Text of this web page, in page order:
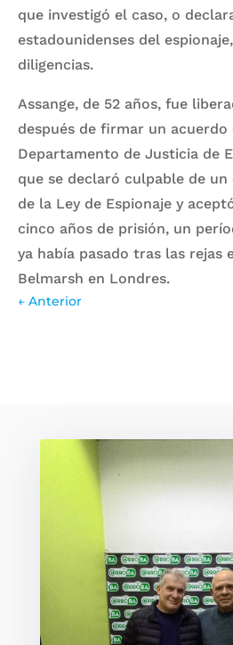
que investigó el caso, o
estadounidenses del
diligencias.
Assange, de 52 años, fue
después de firmar un acuerdo
Departamento de Justicia de
que se declaró culpable de
de la Ley de Espionaje y
cinco años de prisión, un
ya había pasado tras las rejas
Belmarsh en Londres.
← Anterior